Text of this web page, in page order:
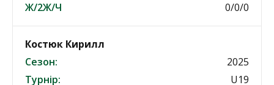
Ж/2Ж/Ч
0/0/0
Костюк Кирилл
Сезон:
2025
Турнір:
U19